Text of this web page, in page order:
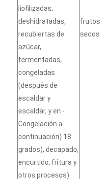
liofilizadas,
deshidratadas,
recubiertas de
azúcar,
fermentadas,
congeladas
(después de
escaldar y
escaldar, y en -
Congelación a
continuación) 18
grados), decapado,
encurtido, fritura y
otros procesos)
frutos
secos